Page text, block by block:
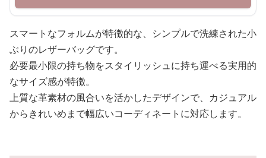
スマートなフォルムが特徴的な、シンプルで洗練された小
ぶりのレザーバッグです。
必要最小限の持ち物をスタイリッシュに持ち運べる実用的
なサイズ感が特徴。
上質な革素材の風合いを活かしたデザインで、カジュアル
からきれいめまで幅広いコーディネートに対応します。